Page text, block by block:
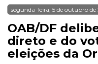
segunda-feira, 5 de outubro
OAB/DF
direto e do
eleições da